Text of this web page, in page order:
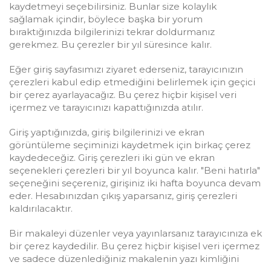
kaydetmeyi seçebilirsiniz. Bunlar size kolaylık
sağlamak içindir, böylece başka bir yorum
bıraktığınızda bilgilerinizi tekrar doldurmanız
gerekmez. Bu çerezler bir yıl süresince kalır.
Eğer giriş sayfasımızı ziyaret ederseniz, tarayıcınızın
çerezleri kabul edip etmediğini belirlemek için geçici
bir çerez ayarlayacağız. Bu çerez hiçbir kişisel veri
içermez ve tarayıcınızı kapattığınızda atılır.
Giriş yaptığınızda, giriş bilgilerinizi ve ekran
görüntüleme seçiminizi kaydetmek için birkaç çerez
kaydedeceğiz. Giriş çerezleri iki gün ve ekran
seçenekleri çerezleri bir yıl boyunca kalır. "Beni hatırla"
seçeneğini seçereniz, girişiniz iki hafta boyunca devam
eder. Hesabınızdan çıkış yaparsanız, giriş çerezleri
kaldırılacaktır.
Bir makaleyi düzenler veya yayınlarsanız tarayıcınıza ek
bir çerez kaydedilir. Bu çerez hiçbir kişisel veri içermez
ve sadece düzenlediğiniz makalenin yazı kimliğini